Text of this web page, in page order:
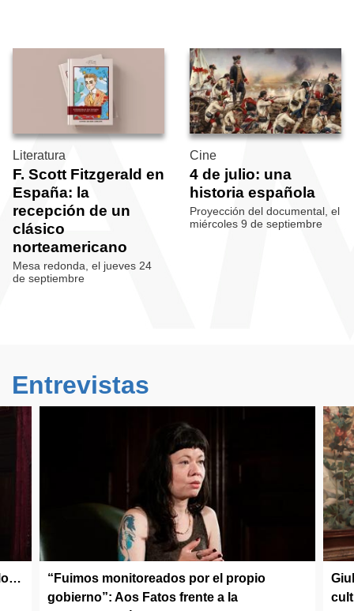
Literatura
F. Scott Fitzgerald en
España: la
recepción de un
clásico
norteamericano
Mesa redonda, el jueves 24
de septiembre
Cine
4 de julio: una
historia española
Proyección del documental, el
miércoles 9 de septiembre
Entrevistas
“Fuimos monitoreados por el propio
gobierno”: Aos Fatos frente a la